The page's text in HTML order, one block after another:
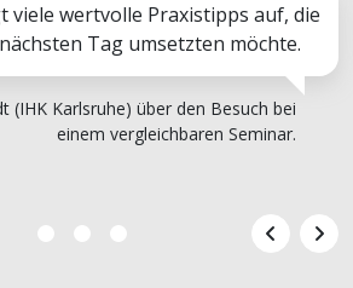
viele wertvolle Praxistipps auf, die
Tag umsetzten möchte.
(IHK Karlsruhe) über den Besuch bei
einem vergleichbaren Seminar.